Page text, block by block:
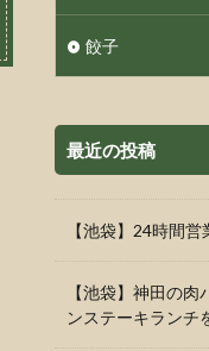
餃子
最近の投稿
【池袋】24時間
【池袋】神田の
ンステーキランチ